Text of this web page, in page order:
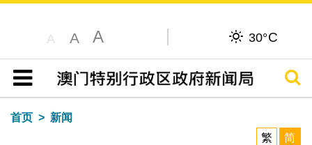
A A A 30°C
目录
搜寻
首页
新闻
繁
简